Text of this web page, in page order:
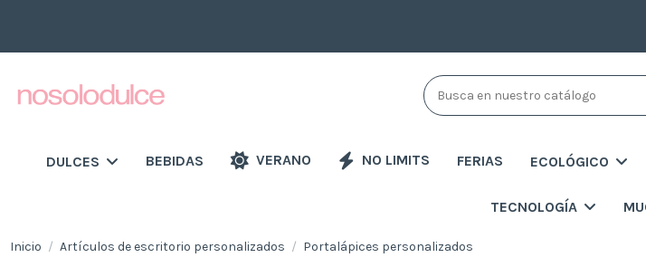
DULCES BEBIDAS VERANO NO LIMITS FERIAS ECOLÓGICO
TECNOLOGÍA
Inicio Artículos de escritorio personalizados Portalápices personalizados